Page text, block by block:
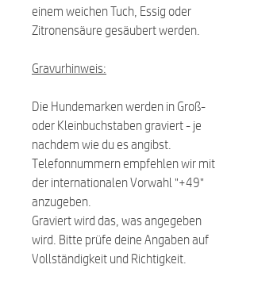
einem weichen Tuch, Essig oder
Zitronensäure gesäubert werden.
Gravurhinweis:
Die Hundemarken werden in Groß-
oder Kleinbuchstaben graviert - je
nachdem wie du es angibst.
Telefonnummern empfehlen wir mit
der internationalen Vorwahl "+49"
anzugeben.
Graviert wird das, was angegeben
wird. Bitte prüfe deine Angaben auf
Vollständigkeit und Richtigkeit.